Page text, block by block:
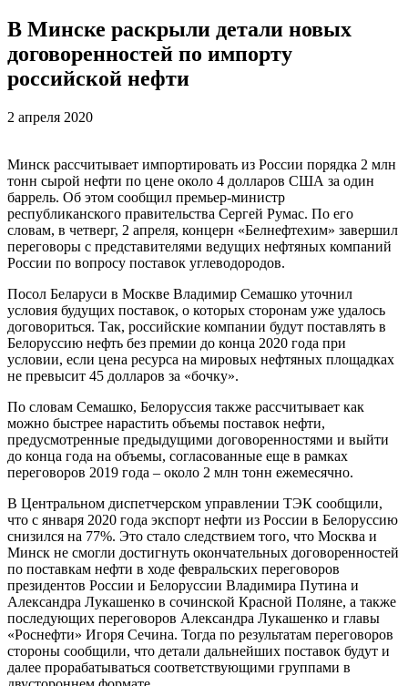
В Минске раскрыли детали новых
договоренностей по импорту
российской нефти
2 апреля 2020
Минск рассчитывает импортировать из России порядка 2 млн
тонн сырой нефти по цене около 4 долларов США за один
баррель. Об этом сообщил премьер-министр
республиканского правительства Сергей Румас. По его
словам, в четверг, 2 апреля, концерн «Белнефтехим» завершил
переговоры с представителями ведущих нефтяных компаний
России по вопросу поставок углеводородов.
Посол Беларуси в Москве Владимир Семашко уточнил
условия будущих поставок, о которых сторонам уже удалось
договориться. Так, российские компании будут поставлять в
Белоруссию нефть без премии до конца 2020 года при
условии, если цена ресурса на мировых нефтяных площадках
не превысит 45 долларов за «бочку».
По словам Семашко, Белоруссия также рассчитывает как
можно быстрее нарастить объемы поставок нефти,
предусмотренные предыдущими договоренностями и выйти
до конца года на объемы, согласованные еще в рамках
переговоров 2019 года – около 2 млн тонн ежемесячно.
В Центральном диспетчерском управлении ТЭК сообщили,
что с января 2020 года экспорт нефти из России в Белоруссию
снизился на 77%. Это стало следствием того, что Москва и
Минск не смогли достигнуть окончательных договоренностей
по поставкам нефти в ходе февральских переговоров
президентов России и Белоруссии Владимира Путина и
Александра Лукашенко в сочинской Красной Поляне, а также
последующих переговоров Александра Лукашенко и главы
«Роснефти» Игоря Сечина. Тогда по результатам переговоров
стороны сообщили, что детали дальнейших поставок будут и
далее прорабатываться соответствующими группами в